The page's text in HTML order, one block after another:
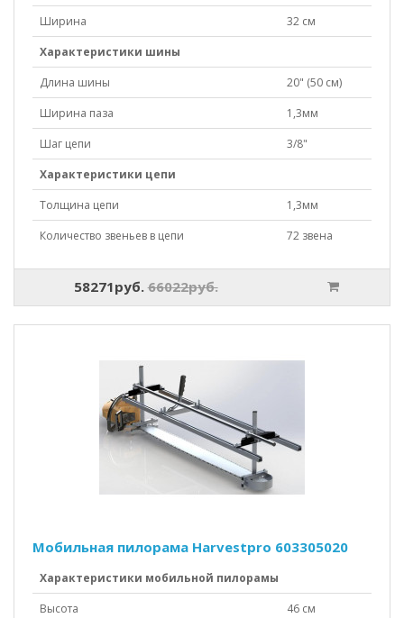
Ширина
32 см
Характеристики шины
Длина шины
20" (50 см)
Ширина паза
1,3мм
Шаг цепи
3/8"
Характеристики цепи
Толщина цепи
1,3мм
Количество звеньев в цепи
72 звена
58271руб. 66022руб.
Мобильная пилорама Harvestpro 603305020
Характеристики мобильной пилорамы
Высота
46 см